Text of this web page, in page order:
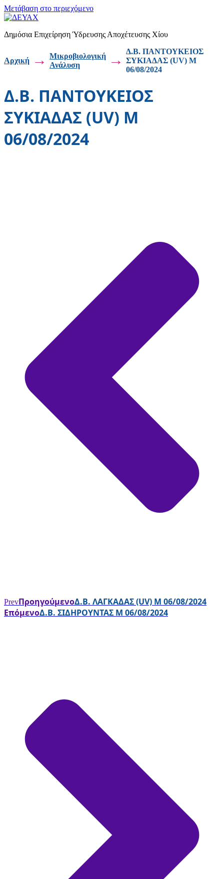
Μετάβαση στο περιεχόμενο
Δημόσια Επιχείρηση Ύδρευσης Αποχέτευσης Χίου
Αρχική →
Μικροβιολογική
Ανάλυση
→
Δ.Β. ΠΑΝΤΟΥΚΕΙΟΣ
ΣΥΚΙΑΔΑΣ (UV) Μ
06/08/2024
Δ.Β. ΠΑΝΤΟΥΚΕΙΟΣ
ΣΥΚΙΑΔΑΣ (UV) Μ
06/08/2024
PrevΠροηγούμενοΔ.Β. ΛΑΓΚΑΔΑΣ (UV) Μ 06/08/2024
ΕπόμενοΔ.Β. ΣΙΔΗΡΟΥΝΤΑΣ Μ 06/08/2024